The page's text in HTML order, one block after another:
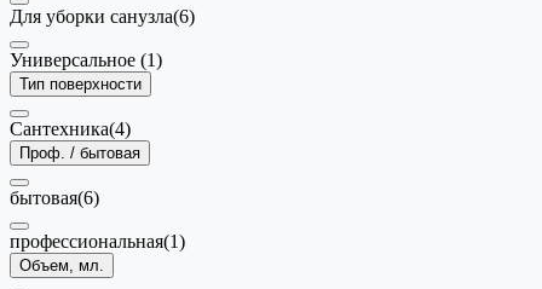
Для уборки санузла(6)
Универсальное (1)
Тип поверхности
Сантехника(4)
Проф. / бытовая
бытовая(6)
профессиональная(1)
Объем, мл.